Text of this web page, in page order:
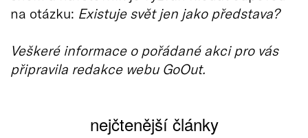
na otázku: Existuje svět jen jako představa?
Veškeré informace o pořádané akci pro vás
připravila redakce webu GoOut.
nejčtenější články